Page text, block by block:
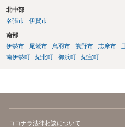
北中部
名張市
伊賀市
南部
伊勢市
尾鷲市 鳥羽市 熊野市 志摩市
南伊勢町
紀北町 御浜町 紀宝町
ココナラ法律相談について